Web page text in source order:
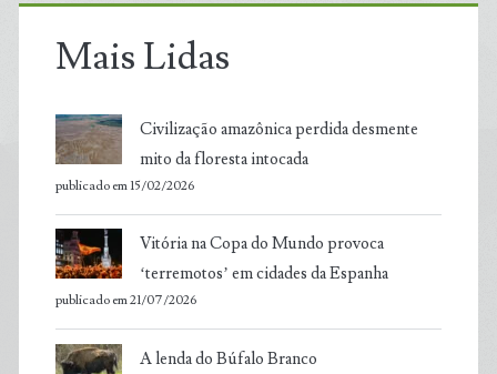
Mais Lidas
Civilização amazônica perdida desmente
mito da floresta intocada
publicado em 15/02/2026
Vitória na Copa do Mundo provoca
‘terremotos’ em cidades da Espanha
publicado em 21/07/2026
A lenda do Búfalo Branco